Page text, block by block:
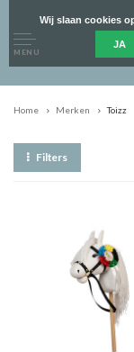
MENU
Home Merken Toizz
Filters
Wij slaan cookies
JA